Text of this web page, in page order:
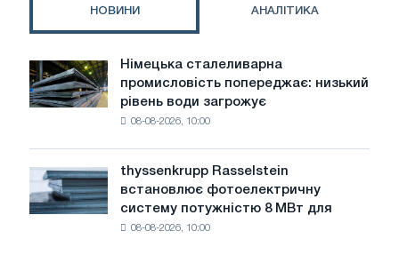
НОВИНИ АНАЛІТИКА
Німецька
сталеливарна
промисловість
води
загрожує
безпеці
Німецька сталеливарна
промисловість попереджає: низький
рівень води загрожує
08-08-2026, 10:00
thyssenkrupp
Rasselstein
встановлює
фотоелектричну
thyssenkrupp Rasselstein
встановлює фотоелектричну
систему потужністю 8 МВт для
08-08-2026, 10:00